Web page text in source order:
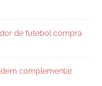
de futebol compra
complementar